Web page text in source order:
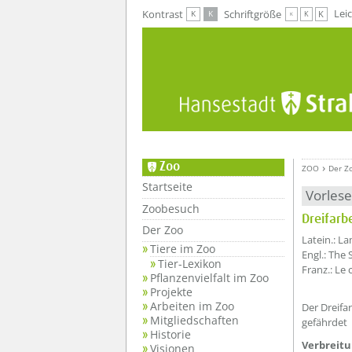
Kontrast K K Schriftgröße K K K
Zoo
Startseite
Zoobesuch
Der Zoo
Tiere im Zoo
Tier-Lexikon
Pflanzenvielfalt im Zoo
Projekte
Arbeiten im Zoo
Mitgliedschaften
Historie
Visionen
ZOO Der
???
Latein.:
Engl.: The
Franz.: Le
Der
gefährdet